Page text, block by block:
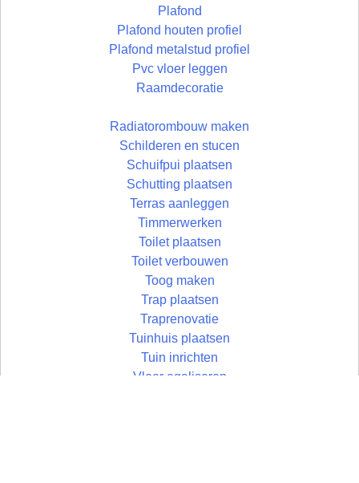
Plafond
Plafond houten profiel
Plafond metalstud profiel
Pvc vloer leggen
Raamdecoratie
Radiatorombouw maken
Schilderen en stucen
Schuifpui plaatsen
Schutting plaatsen
Terras aanleggen
Timmerwerken
Toilet plaatsen
Toilet verbouwen
Toog maken
Trap plaatsen
Traprenovatie
Tuinhuis plaatsen
Tuin inrichten
Vloer egaliseren